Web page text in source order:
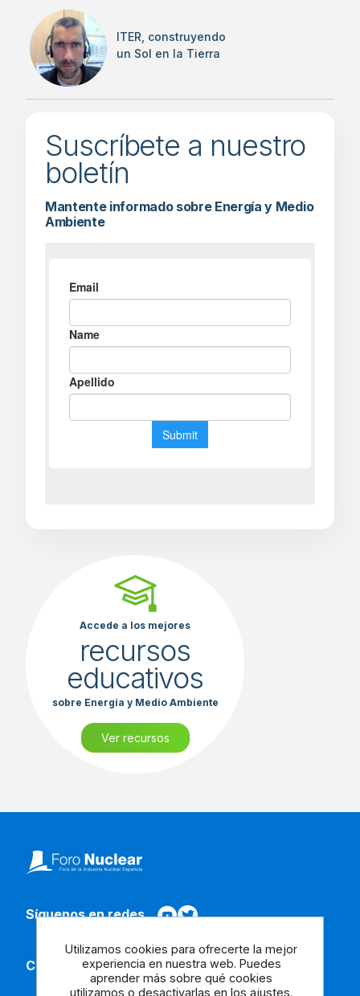
ITER, construyendo
un Sol en la Tierra
Suscríbete a nuestro
boletín
Mantente informado sobre Energía y Medio
Ambiente
Accede a los mejores
recursos
educativos
sobre Energía y Medio Ambiente
Ver recursos
Síguenos en redes
Contacta con nosotros
Utilizamos cookies para ofrecerte la mejor
experiencia en nuestra web. Puedes
aprender más sobre qué cookies
utilizamos o desactivarlas en losajustes.